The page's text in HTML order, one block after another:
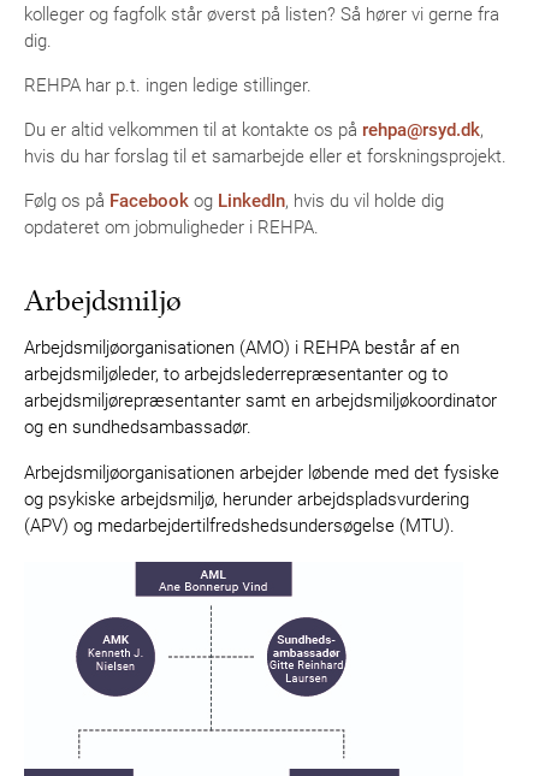
kolleger og fagfolk står øverst på listen? Så hører vi gerne fra
dig.
REHPA har p.t. ingen ledige stillinger.
Du er altid velkommen til at kontakte os på rehpa@rsyd.dk,
hvis du har forslag til et samarbejde eller et forskningsprojekt.
Følg os på Facebook og LinkedIn, hvis du vil holde dig
opdateret om jobmuligheder i REHPA.
Arbejdsmiljø
Arbejdsmiljøorganisationen (AMO) i REHPA består af en
arbejdsmiljøleder, to arbejdslederrepræsentanter og to
arbejdsmiljørepræsentanter samt en arbejdsmiljøkoordinator
og en sundhedsambassadør.
Arbejdsmiljøorganisationen arbejder løbende med det fysiske
og psykiske arbejdsmiljø, herunder arbejdspladsvurdering
(APV) og medarbejdertilfredshedsundersøgelse (MTU).